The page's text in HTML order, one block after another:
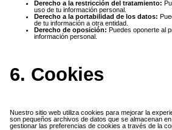
Derecho a la restricción del tratamiento:
uso de tu información personal.
Derecho a la portabilidad de los datos:
de tu información a otra entidad.
Derecho de oposición: Puedes oponerte al
información personal.
6. Cookies
Nuestro sitio web utiliza cookies para mejorar la
son pequeños archivos de datos que se almacenan
gestionar las preferencias de cookies a través de la